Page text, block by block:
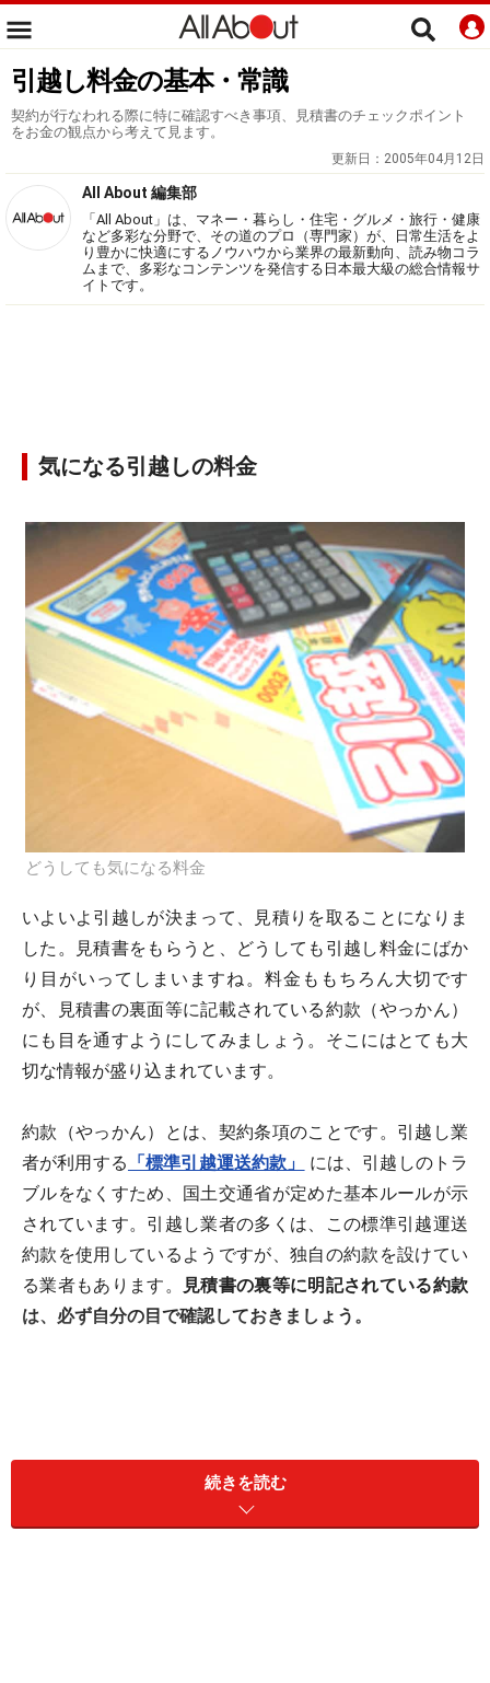
引越し料金の基本・常識
契約が行なわれる際に特に確認すべき事項、見積書のチェックポイント
をお金の観点から考えて見ます。
更新日： 2005年04月12日
All About 編集部
「All About」は、マネー・暮らし・住宅・グルメ・旅行・健康
など多彩な分野で、その道のプロ（専門家）が、日常生活をよ
り豊かに快適にするノウハウから業界の最新動向、読み物コラ
ムまで、多彩なコンテンツを発信する日本最大級の総合情報サ
イトです。
気になる引越しの料金
どうしても気になる料金
いよいよ引越しが決まって、見積りを取ることになりま
した。見積書をもらうと、どうしても引越し料金にばか
り目がいってしまいますね。料金ももちろん大切です
が、見積書の裏面等に記載されている約款（やっかん）
にも目を通すようにしてみましょう。そこにはとても大
切な情報が盛り込まれています。
約款（やっかん）とは、契約条項のことです。引越し業
者が利用する 「標準引越運送約款」
には、引越しのトラ
ブルをなくすため、国土交通省が定めた基本ルールが示
されています。引越し業者の多くは、この標準引越運送
約款を使用しているようですが、独自の約款を設けてい
る業者もあります。
見積書の裏等に明記されている約款
は、必ず自分の目で確認しておきましょう。
続きを読む